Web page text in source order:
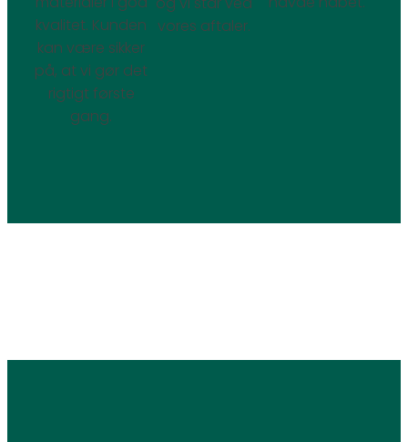
kvalitet. Kunden
kan være sikker
på, at vi gør det
rigtigt første
gang.
vores aftaler.